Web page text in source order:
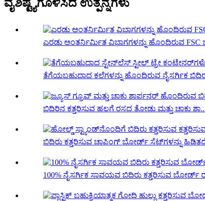
ವೈಶಿಷ್ಟ್ಯಗೊಳಿಸಿದ ಉತ್ಪನ್ನಗಳು
ಎರಡು ಅಂತರ್ನಿರ್ಮಿತ ವಿಭಾಗಗಳನ್ನು ಹೊಂದಿರುವ FSC
ತೆಗೆಯಬಹುದಾದ ಕಲೆಗಳನ್ನು ಹೊಂದಿರುವ ನೈಸರ್ಗಿಕ
ಬಿದಿರಿನ ಕತ್ತರಿಸುವ ಹಲಗೆ ರಸದ ತೋಡು ಮತ್ತು ಚಾಕು
ಬಿದಿರು ಕತ್ತರಿಸುವ ಚಾಪಿಂಗ್ ಬೋರ್ಡ್ ಸೆಟ್‌ಗಳನ್ನು
100% ನೈಸರ್ಗಿಕ ಸಾವಯವ ಬಿದಿರು ಕತ್ತರಿಸುವ ಬೋರ್ಡ್